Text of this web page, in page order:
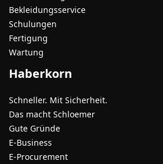
Bekleidungsservice
Schulungen
Fertigung
Wartung
Haberkorn
Schneller. Mit Sicherheit.
Das macht Schloemer
Gute Gründe
E-Business
E-Procurement